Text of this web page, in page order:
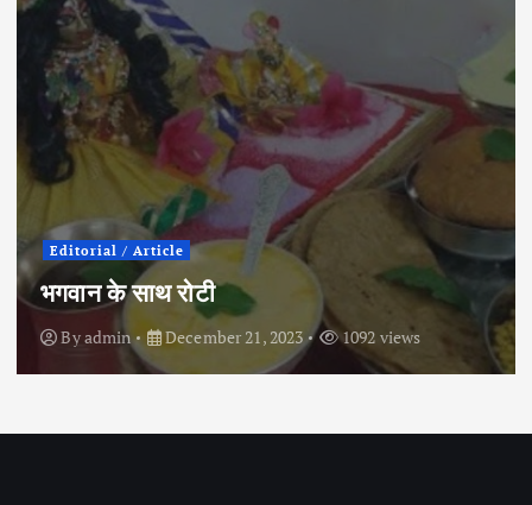
City News Political
इंदौर के इतिहास में पहली बार कांग्रेस प्रत्याशी ने
चुनाव मैदान छोड़ा
Byadmin April 30, 2024 854 views